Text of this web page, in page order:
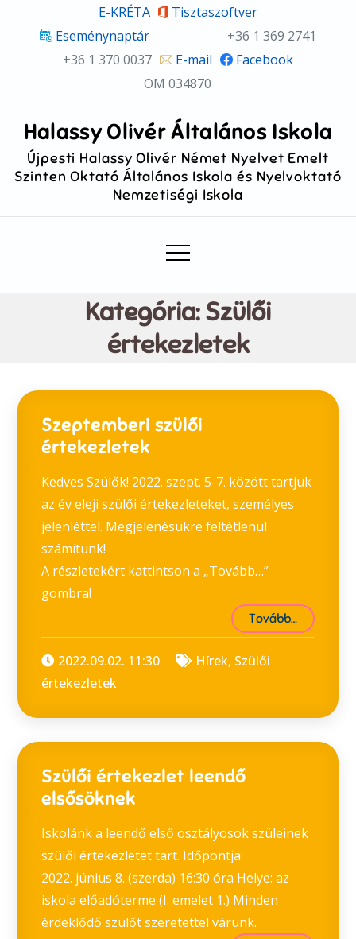
E-KRÉTA
Tisztaszoftver
Eseménynaptár
+36 1 369 2741
+36 1 370 0037
E-mail
Facebook
OM 034870
Halassy Olivér Általános Iskola
Újpesti Halassy Olivér Német Nyelvet Emelt
Szinten Oktató Általános Iskola és Nyelvoktató
Nemzetiségi Iskola
Kategória:Szülői
értekezletek
Szeptemberi szülői
értekezletek
Kedves Szülők! 2022. szept. 5-7. között tartjuk
az év eleji szülői értekezleteket, személyes
jelenléttel. Megjelenésükre feltétlenül
számítunk!
A részletekért kattintson a „Tovább…”
gombra!
Tovább…
2022.09.02. 11:30 Hírek, Szülői
értekezletek
Szülői értekezlet leendő
elsősöknek
Iskolánk a leendő első osztályosok szüleinek
szülői értekezletet tart. Időpontja:
2022. június 8. (szerda) 16:30 óra Helye: az
iskola előadóterme (I. emelet 1.) Minden
érdeklődő szülőt szeretettel várunk.